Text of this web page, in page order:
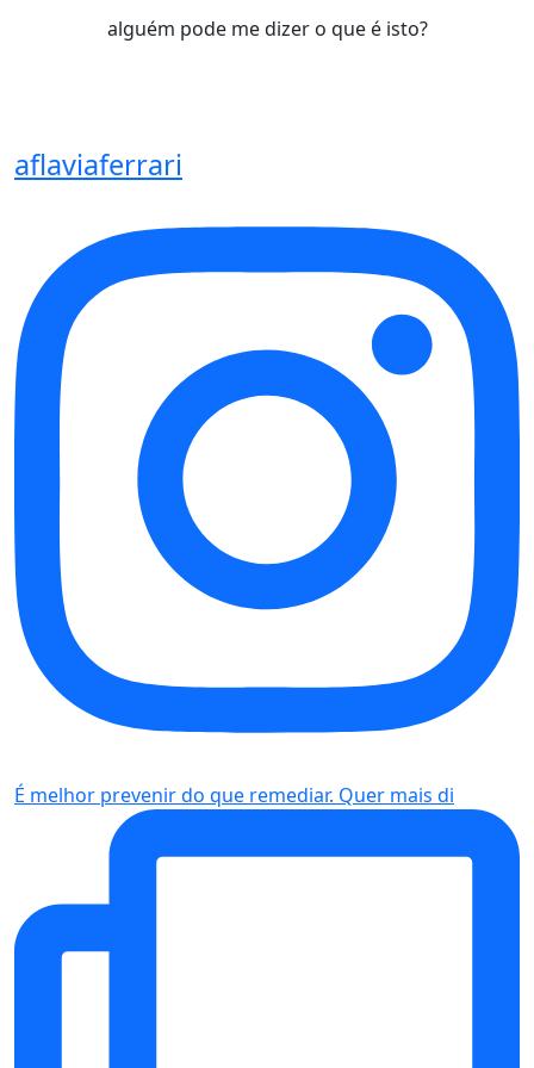
alguém pode me dizer o que é isto?
aflaviaferrari
É melhor prevenir do que remediar. Quer mais di